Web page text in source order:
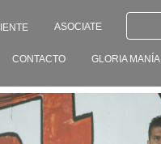
ASOCIATE
CONTACTO GLORIA MANÍA